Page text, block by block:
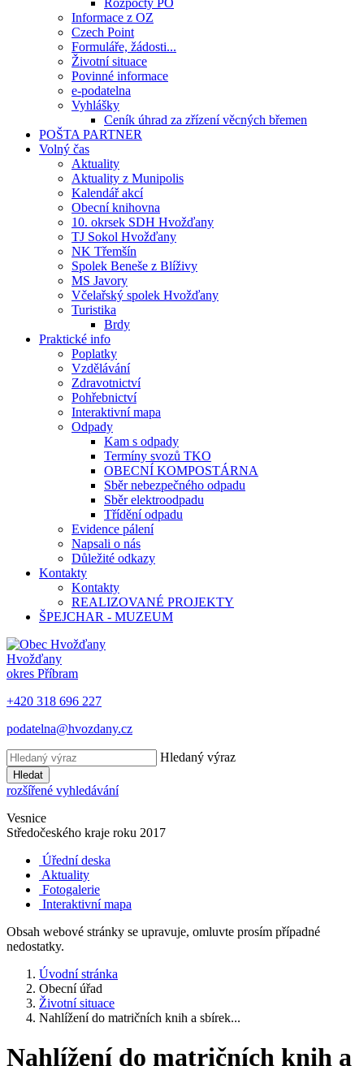
Rozpočty PO
Informace z OZ
Czech Point
Formuláře, žádosti...
Životní situace
Povinné informace
e-podatelna
Vyhlášky
Ceník úhrad za zřízení věcných břemen
POŠTA PARTNER
Volný čas
Aktuality
Aktuality z Munipolis
Kalendář akcí
Obecní knihovna
10. okrsek SDH Hvožďany
TJ Sokol Hvožďany
NK Třemšín
Spolek Beneše z Blíživy
MS Javory
Včelařský spolek Hvožďany
Turistika
Brdy
Praktické info
Poplatky
Vzdělávání
Zdravotnictví
Pohřebnictví
Interaktivní mapa
Odpady
Kam s odpady
Termíny svozů TKO
OBECNÍ KOMPOSTÁRNA
Sběr nebezpečného odpadu
Sběr elektroodpadu
Třídění odpadu
Evidence pálení
Napsali o nás
Důležité odkazy
Kontakty
Kontakty
REALIZOVANÉ PROJEKTY
ŠPEJCHAR - MUZEUM
Hvožďany
okres Příbram
+420 318 696 227
podatelna@hvozdany.cz
Hledaný výraz
Hledat
rozšířené vyhledávání
Vesnice
Středočeského kraje roku 2017
Úřední deska
Aktuality
Fotogalerie
Interaktivní mapa
Obsah webové stránky se upravuje, omluvte prosím případné
nedostatky.
Úvodní stránka
Obecní úřad
Životní situace
Nahlížení do matričních knih a sbírek...
Nahlížení do matričních knih a